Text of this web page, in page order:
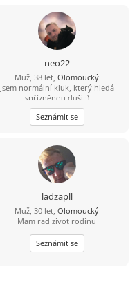
neo22
Muž, 38 let, Olomoucký
Jsem normální kluk, který hledá
spřízněnou duši :)
Seznámit se
ladzapll
Muž, 30 let, Olomoucký
Mam rad zivot rodinu
Seznámit se